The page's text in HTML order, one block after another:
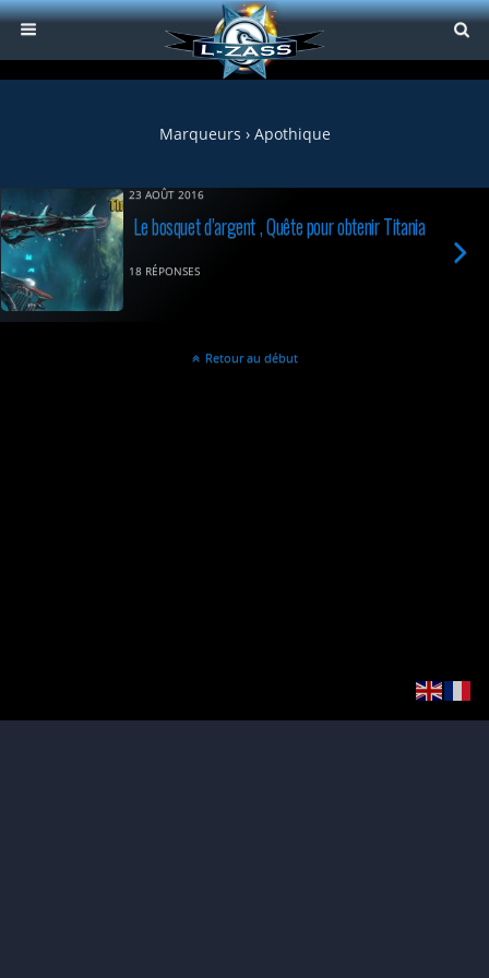
Marqueurs › Apothique
23 AOÛT 2016
Le bosquet d’argent , Quête pour obtenir Titania
18 RÉPONSES
Retour au début